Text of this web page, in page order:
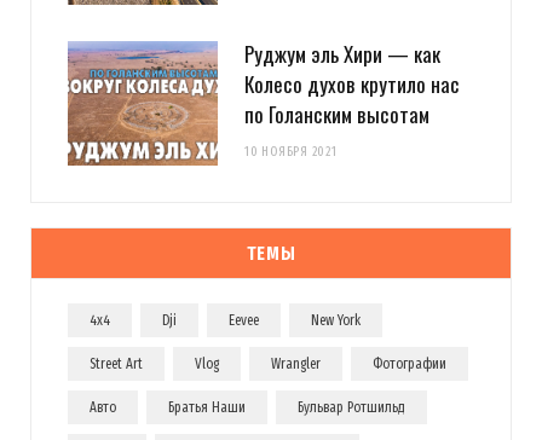
Руджум эль Хири — как
Колесо духов крутило нас
по Голанским высотам
10 НОЯБРЯ 2021
ТЕМЫ
4x4 Dji Eevee New York
Street Art Vlog Wrangler Фотографии
Авто Братья Наши Бульвар Ротшильд